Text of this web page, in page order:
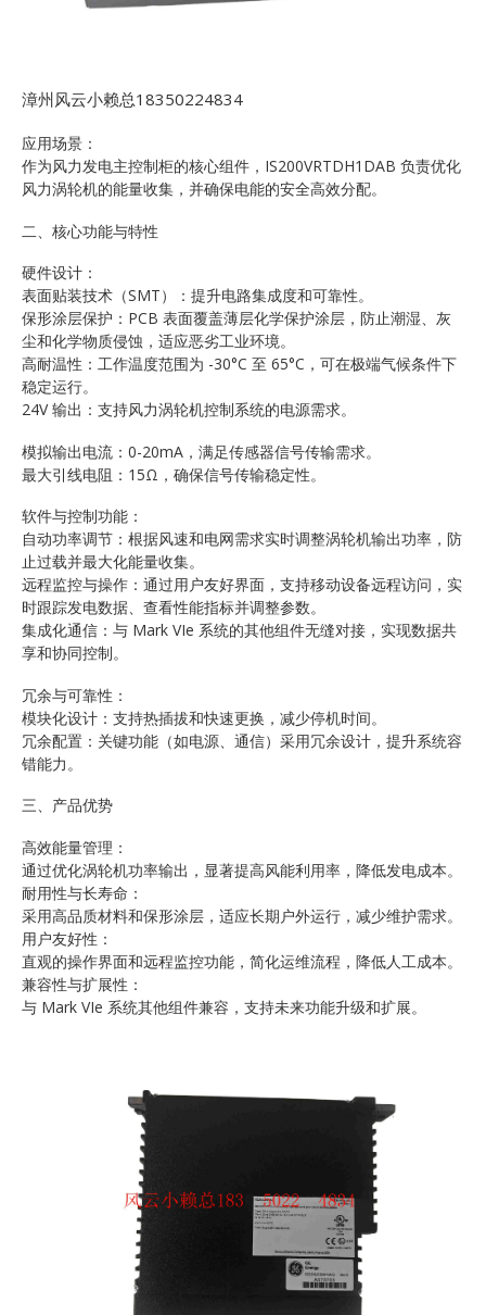
漳州风云小赖总18350224834
应用场景：
作为风力发电主控制柜的核心组件，IS200VRTDH1DAB 负责优化
风力涡轮机的能量收集，并确保电能的安全高效分配。
二、核心功能与特性
硬件设计：
表面贴装技术（SMT）：提升电路集成度和可靠性。
保形涂层保护：PCB 表面覆盖薄层化学保护涂层，防止潮湿、灰
尘和化学物质侵蚀，适应恶劣工业环境。
高耐温性：工作温度范围为 -30°C 至 65°C，可在极端气候条件下
稳定运行。
24V 输出：支持风力涡轮机控制系统的电源需求。
模拟输出电流：0-20mA，满足传感器信号传输需求。
最大引线电阻：15Ω，确保信号传输稳定性。
软件与控制功能：
自动功率调节：根据风速和电网需求实时调整涡轮机输出功率，防
止过载并最大化能量收集。
远程监控与操作：通过用户友好界面，支持移动设备远程访问，实
时跟踪发电数据、查看性能指标并调整参数。
集成化通信：与 Mark VIe 系统的其他组件无缝对接，实现数据共
享和协同控制。
冗余与可靠性：
模块化设计：支持热插拔和快速更换，减少停机时间。
冗余配置：关键功能（如电源、通信）采用冗余设计，提升系统容
错能力。
三、产品优势
高效能量管理：
通过优化涡轮机功率输出，显著提高风能利用率，降低发电成本。
耐用性与长寿命：
采用高品质材料和保形涂层，适应长期户外运行，减少维护需求。
用户友好性：
直观的操作界面和远程监控功能，简化运维流程，降低人工成本。
兼容性与扩展性：
与 Mark VIe 系统其他组件兼容，支持未来功能升级和扩展。